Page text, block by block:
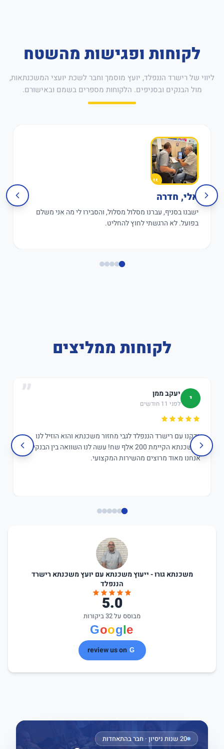
לקוחות ופגישות מהשטח
ליווי של רישרד הננפלד, יועץ מוסמך וחבר לשכת יועצי המשכנתאות,
מול הבנקים ובסניפים. הלקוחות מספרים בשמם ובאישורם.
אלי, חדרה
ישבנו בסניף, עברנו מסלול מסלול, והסבירו לי מה אני משלם
בפועל. לא הרגשתי לחוץ להחליט.
לקוחות ממליצים
י יעקב ממן
לפני 11 חודשים
בדקנו עם רישרד הננפלד לגבי מחזור משכנתא והוא הוזיל לנו
במשכנתא הקיימת 200 אלף שח! עשה לנו השוואה בין הבנקים,
אנחנו מאוד מרוצים מהשירות המקצועי.
משכנתא גורו - ייעוץ משכנתא עם יועץ משכנתא רישרד
הננפלד
5.0
מבוסס על 32 ביקורות
review us on
20 שנות ניסיון · חבר בהתאחדות